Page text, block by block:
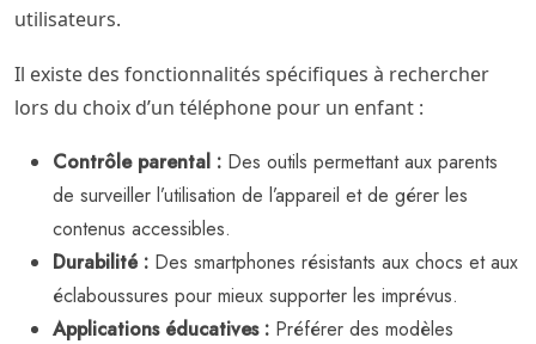
utilisateurs.
Il existe des fonctionnalités spécifiques à rechercher
lors du choix d’un téléphone pour un enfant :
Contrôle parental : Des outils permettant aux parents
de surveiller l’utilisation de l’appareil et de gérer les
contenus accessibles.
Durabilité : Des smartphones résistants aux chocs et aux
éclaboussures pour mieux supporter les imprévus.
Applications éducatives : Préférer des modèles